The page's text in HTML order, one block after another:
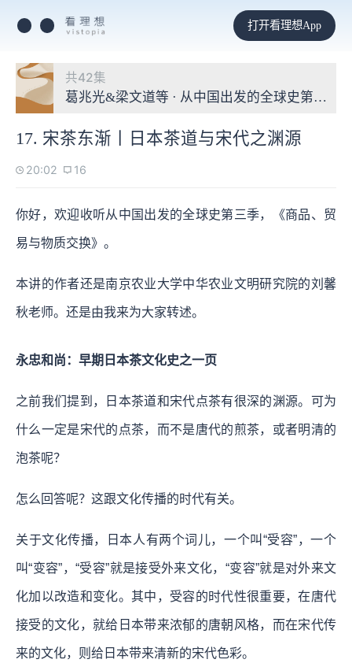
打开看理想App
共42集
葛兆光&梁文道等 · 从中国出发的全球史第三季
17. 宋茶东渐丨日本茶道与宋代之渊源
20:02 16
你好，欢迎收听从中国出发的全球史第三季，《商品、贸
易与物质交换》。
本讲的作者还是南京农业大学中华农业文明研究院的刘馨
秋老师。还是由我来为大家转述。
永忠和尚：早期日本茶文化史之一页
之前我们提到，日本茶道和宋代点茶有很深的渊源。可为
什么一定是宋代的点茶，而不是唐代的煎茶，或者明清的
泡茶呢？
怎么回答呢？这跟文化传播的时代有关。
关于文化传播，日本人有两个词儿，一个叫“受容”，一个
叫“变容”，“受容”就是接受外来文化，“变容”就是对外来文
化加以改造和变化。其中，受容的时代性很重要，在唐代
接受的文化，就给日本带来浓郁的唐朝风格，而在宋代传
来的文化，则给日本带来清新的宋代色彩。